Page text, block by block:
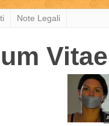
Note Legali